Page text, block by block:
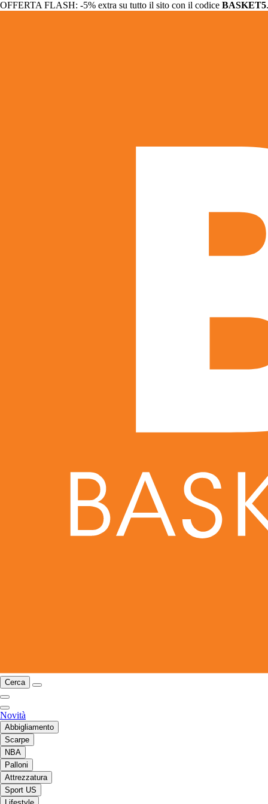
OFFERTA FLASH: -5% extra su tutto il sito con il codice BASKET5
Cerca
Novità
Abbigliamento
Scarpe
NBA
Palloni
Attrezzatura
Sport US